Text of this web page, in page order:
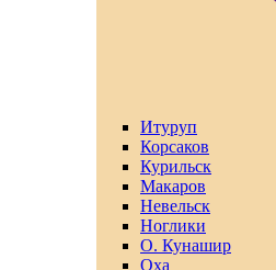
Итуруп
Корсаков
Курильск
Макаров
Невельск
Ноглики
О. Кунашир
Оха